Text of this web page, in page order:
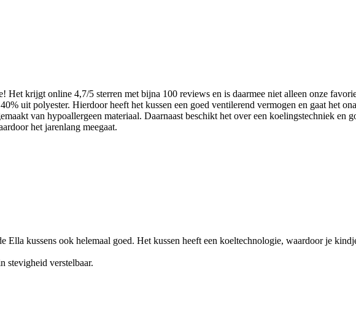
Het krijgt online 4,7/5 sterren met bijna 100 reviews en is daarmee niet alleen onze
uit polyester. Hierdoor heeft het kussen een goed ventilerend vermogen en gaat het
van hypoallergeen materiaal. Daarnaast beschikt het over een koelingstechniek
het jarenlang meegaat.
Ella kussens ook helemaal goed. Het kussen heeft een koeltechnologie, waardoor je
stevigheid verstelbaar.